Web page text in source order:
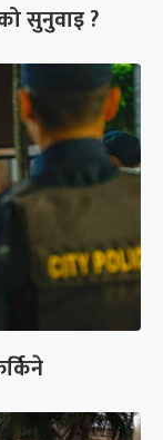
सुनुवाइ ?